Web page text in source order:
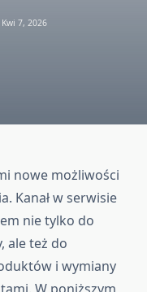
Kwi 7, 2026
nowe możliwości
Kanał w serwisie
nie tylko do
ale też do
i wymiany